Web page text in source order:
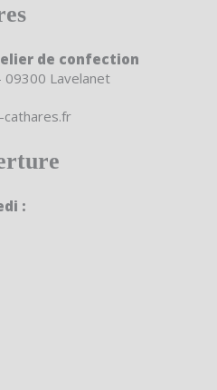
de confection
09300 Lavelanet
cathares.fr
: